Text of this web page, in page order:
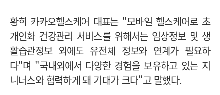
황희 카카오헬스케어 대표는 "모바일 헬스케어로 초
개인화 건강관리 서비스를 위해서는 임상정보 및 생
활습관정보 외에도 유전체 정보와 연계가 필요하
다"며 "국내외에서 다양한 경험을 보유하고 있는 지
니너스와 협력하게 돼 기대가 크다"고 말했다.